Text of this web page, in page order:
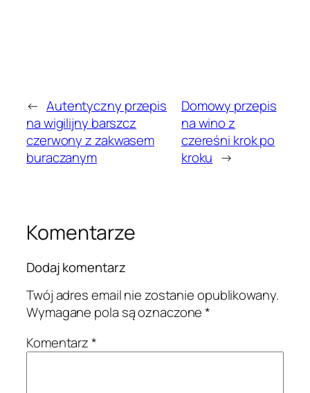
← Autentyczny przepis
na wigilijny barszcz
czerwony z zakwasem
buraczanym
Domowy przepis
na wino z
czereśni krok po
kroku →
Komentarze
Dodaj komentarz
Twój adres email nie zostanie opublikowany.
Wymagane pola są oznaczone*
Komentarz*